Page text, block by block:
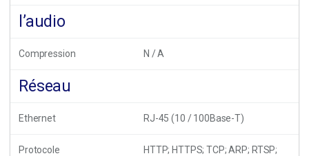
l’audio
Compression N / A
Réseau
Ethernet RJ-45 (10 / 100Base-T)
Protocole
HTTP; HTTPS; TCP; ARP; RTSP;